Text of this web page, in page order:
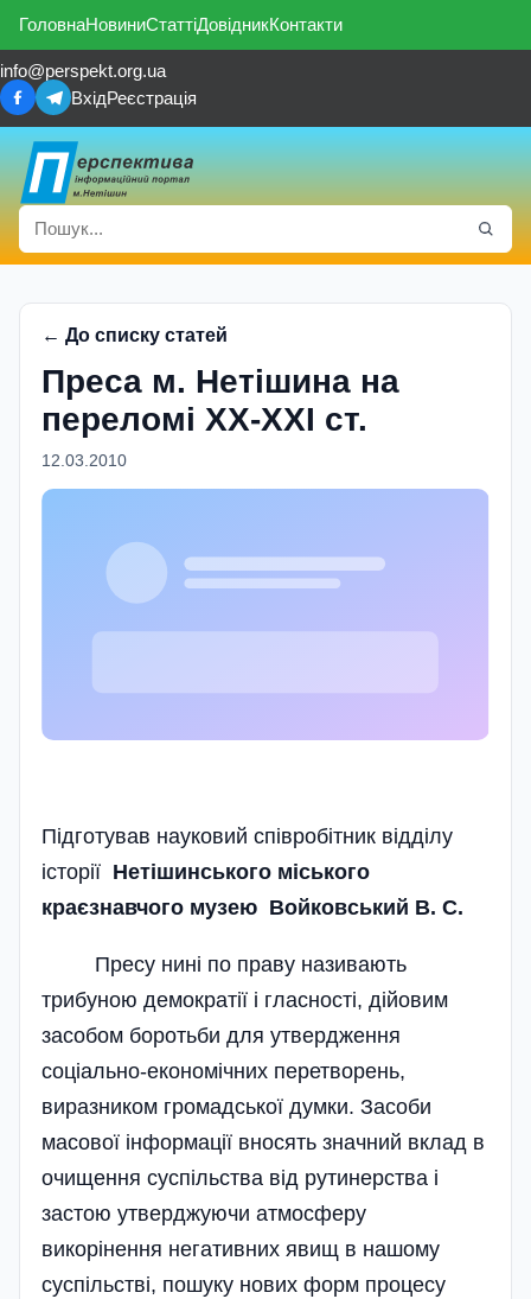
ГоловнаНовиниСтаттіДовідникКонтакти
info@perspekt.org.ua
ВхідРеєстрація
← До списку статей
Преса м. Нетішина на
переломі ХХ-ХХІ ст.
12.03.2010
Підготував науковий співробітник відділу
історії Нетішинського міського
краєзнавчого музею Войковський В. С.
Пресу нині по праву називають
трибуною демократії і гласності, дійовим
засобом боротьби для утвердження
соціально-економічних перетворень,
виразником громадської думки. Засоби
масової інформації вносять значний вклад в
очищення суспільства від рутинерства і
застою утверджуючи атмосферу
викорінення негативних явищ в нашому
суспільстві, пошуку нових форм процесу